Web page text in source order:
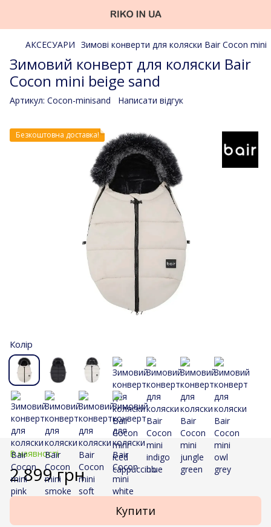
АКСЕСУАРИ Зимові конверти для коляски Bair Cocon mini
Зимовий конверт для коляски Bair
Cocon mini beige sand
Артикул: Cocon-minisand Написати відгук
Безкоштовна доставка!
Колір
В наявності
2 899 грн
Купити